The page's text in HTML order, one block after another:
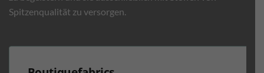
Spitzenqualität zu versorgen.